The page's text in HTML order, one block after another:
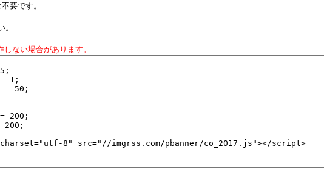
要です。
ない場合があります。